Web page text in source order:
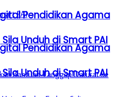
Pendidikan Agama
Unduh di Smart PAI
Pendidikan Agama
Unduh di Smart PAI